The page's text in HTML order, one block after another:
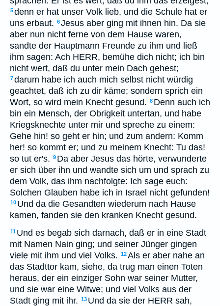
5denn er hat unser Volk lieb, und die Schule hat er
uns erbaut. 6Jesus aber ging mit ihnen hin. Da sie
aber nun nicht ferne von dem Hause waren,
sandte der Hauptmann Freunde zu ihm und ließ
ihm sagen: Ach HERR, bemühe dich nicht; ich bin
nicht wert, daß du unter mein Dach gehest;
7darum habe ich auch mich selbst nicht würdig
geachtet, daß ich zu dir käme; sondern sprich ein
Wort, so wird mein Knecht gesund. 8 Denn auch ich
bin ein Mensch, der Obrigkeit untertan, und habe
Kriegsknechte unter mir und spreche zu einem:
Gehe hin! so geht er hin; und zum andern: Komm
her! so kommt er; und zu meinem Knecht: Tu das!
so tut er's. 9 Da aber Jesus das hörte, verwunderte
er sich über ihn und wandte sich um und sprach zu
dem Volk, das ihm nachfolgte: Ich sage euch:
Solchen Glauben habe ich in Israel nicht gefunden!
10 Und da die Gesandten wiederum nach Hause
kamen, fanden sie den kranken Knecht gesund.
11 Und es begab sich darnach, daß er in eine Stadt
mit Namen Nain ging; und seiner Jünger gingen
viele mit ihm und viel Volks. 12Als er aber nahe an
das Stadttor kam, siehe, da trug man einen Toten
heraus, der ein einziger Sohn war seiner Mutter,
und sie war eine Witwe; und viel Volks aus der
Stadt ging mit ihr. 13 Und da sie der HERR sah,